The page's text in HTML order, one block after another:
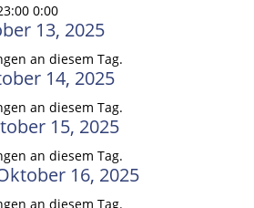
0:00
13, 2025
an diesem Tag.
14, 2025
an diesem Tag.
15, 2025
an diesem Tag.
16, 2025
an diesem Tag.